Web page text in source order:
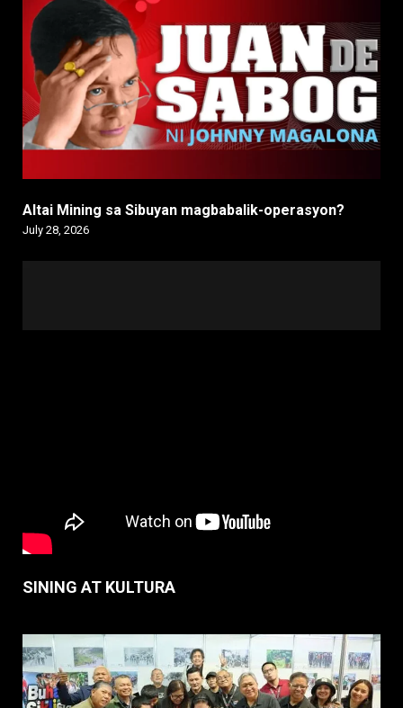
Altai Mining sa Sibuyan magbabalik-operasyon?
July 28, 2026
SINING AT KULTURA